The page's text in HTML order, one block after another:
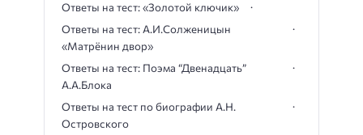
Ответы на тест: «Золотой ключик»
Ответы на тест: А.И.Солженицын
«Матрёнин двор»
Ответы на тест: Поэма “Двенадцать”
А.А.Блока
Ответы на тест по биографии А.Н.
Островского